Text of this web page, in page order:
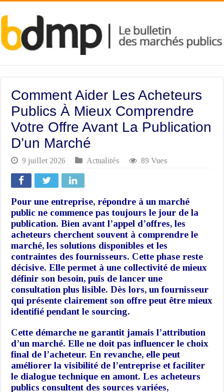
Comment Aider Les Acheteurs
Publics À Mieux Comprendre
Votre Offre Avant La Publication
D’un Marché
9 juillet 2026 Actualités 89 Vues
Pour une entreprise, répondre à un marché
public ne commence pas toujours le jour de la
publication. Bien avant l’appel d’offres, les
acheteurs cherchent souvent à comprendre le
marché, les solutions disponibles et les
contraintes des fournisseurs. Cette phase reste
décisive. Elle permet à une collectivité de mieux
définir son besoin, puis de lancer une
consultation plus lisible. Dès lors, un fournisseur
qui présente clairement son offre peut être mieux
identifié pendant le sourcing.
Cette démarche ne garantit jamais l’attribution
d’un marché. Elle ne doit pas influencer le choix
final de l’acheteur. En revanche, elle peut
améliorer la visibilité de l’entreprise et faciliter
le dialogue technique en amont. Les acheteurs
publics consultent des sources variées,